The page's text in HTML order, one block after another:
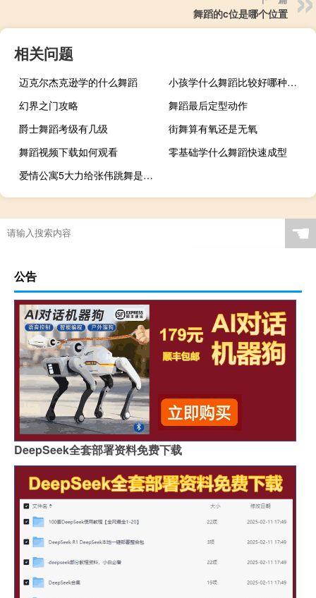
舞蹈的c位是哪个位置
相关问题
迈克尔杰克逊学的什么舞蹈
小孩学什么舞蹈比较好哪种最适合
幻界之门攻略
舞蹈最后定型动作
爵士舞蹈考级有几级
街舞算有氧还是无氧
舞蹈视频下载如何观看
零基础学什么舞蹈快速成型
爱情公寓5大力给张伟跳舞是哪一集
☚
公告
DeepSeek全套部署资料免费下载